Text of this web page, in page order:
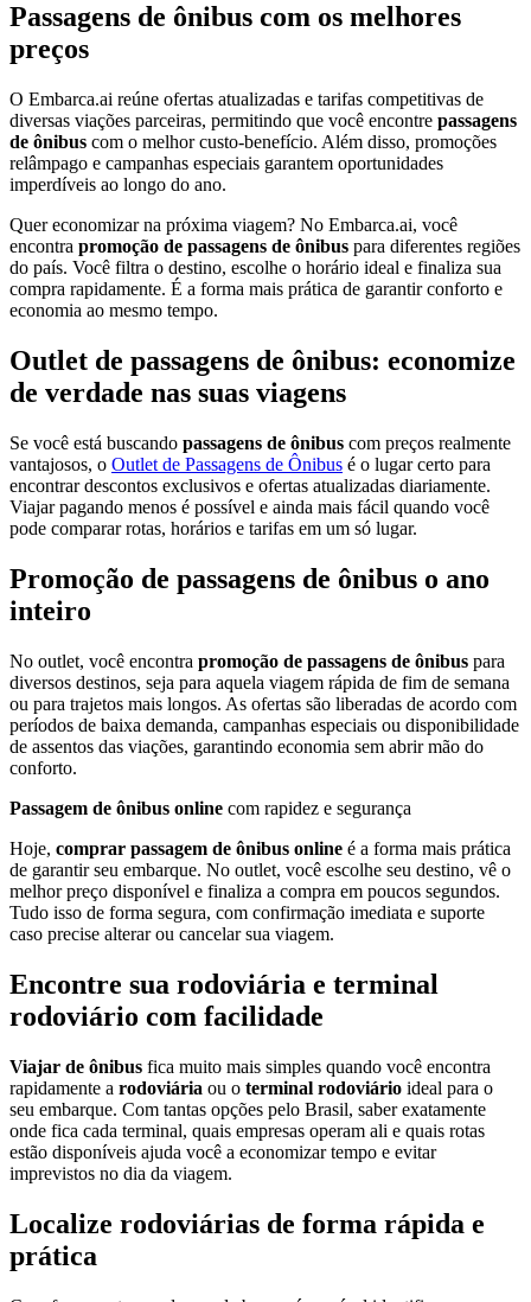
Passagens de ônibus com os melhores
preços
O Embarca.ai reúne ofertas atualizadas e tarifas competitivas de
diversas viações parceiras, permitindo que você encontre passagens
de ônibus com o melhor custo-benefício. Além disso, promoções
relâmpago e campanhas especiais garantem oportunidades
imperdíveis ao longo do ano.
Quer economizar na próxima viagem? No Embarca.ai, você
encontra promoção de passagens de ônibus para diferentes regiões
do país. Você filtra o destino, escolhe o horário ideal e finaliza sua
compra rapidamente. É a forma mais prática de garantir conforto e
economia ao mesmo tempo.
Outlet de passagens de ônibus: economize
de verdade nas suas viagens
Se você está buscando passagens de ônibus com preços realmente
vantajosos, o Outlet de Passagens de Ônibus é o lugar certo para
encontrar descontos exclusivos e ofertas atualizadas diariamente.
Viajar pagando menos é possível e ainda mais fácil quando você
pode comparar rotas, horários e tarifas em um só lugar.
Promoção de passagens de ônibus o ano
inteiro
No outlet, você encontra promoção de passagens de ônibus para
diversos destinos, seja para aquela viagem rápida de fim de semana
ou para trajetos mais longos. As ofertas são liberadas de acordo com
períodos de baixa demanda, campanhas especiais ou disponibilidade
de assentos das viações, garantindo economia sem abrir mão do
conforto.
Passagem de ônibus online com rapidez e segurança
Hoje, comprar passagem de ônibus online é a forma mais prática
de garantir seu embarque. No outlet, você escolhe seu destino, vê o
melhor preço disponível e finaliza a compra em poucos segundos.
Tudo isso de forma segura, com confirmação imediata e suporte
caso precise alterar ou cancelar sua viagem.
Encontre sua rodoviária e terminal
rodoviário com facilidade
Viajar de ônibus fica muito mais simples quando você encontra
rapidamente a rodoviária ou o terminal rodoviário ideal para o
seu embarque. Com tantas opções pelo Brasil, saber exatamente
onde fica cada terminal, quais empresas operam ali e quais rotas
estão disponíveis ajuda você a economizar tempo e evitar
imprevistos no dia da viagem.
Localize rodoviárias de forma rápida e
prática